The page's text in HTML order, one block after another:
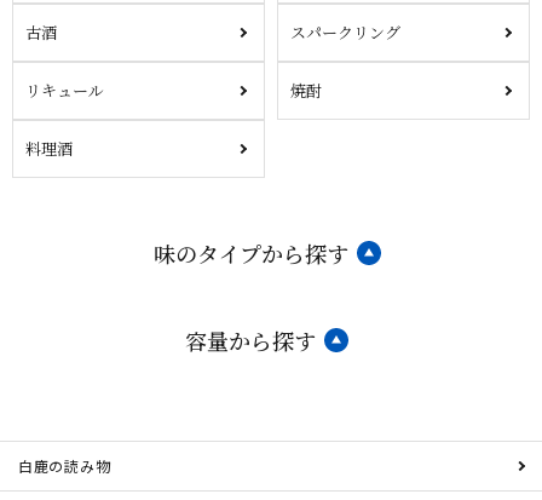
古酒 スパークリング
リキュール 焼酎
料理酒
味のタイプから探す
容量から探す
白鹿の読み物